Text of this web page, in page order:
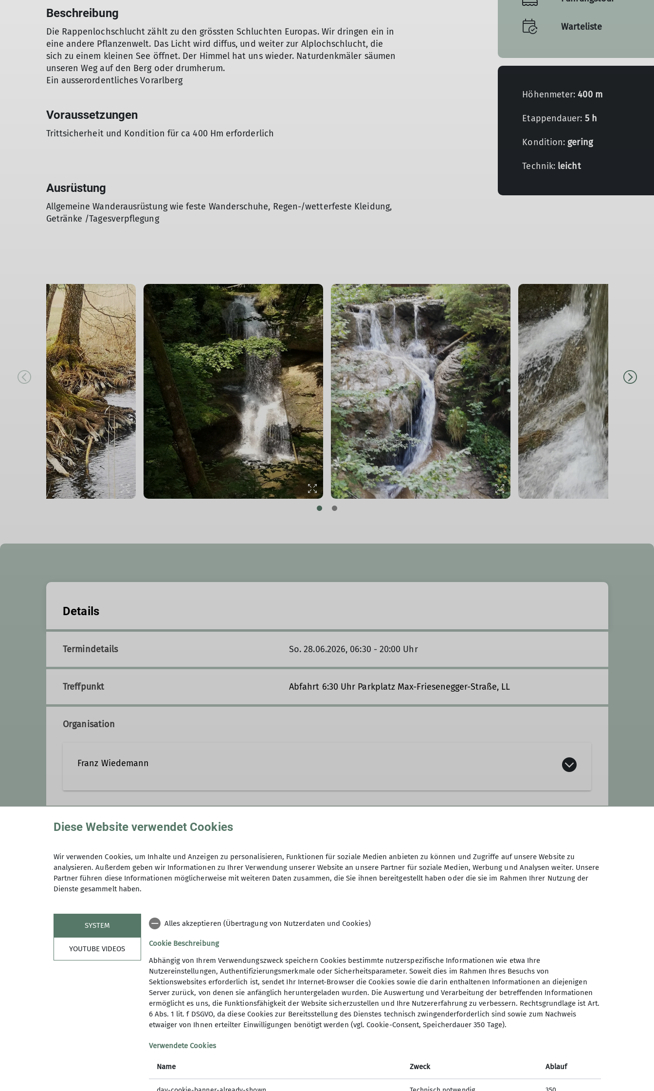
Beschreibung
Die Rappenlochschlucht zählt zu den grössten Schluchten Europas. Wir dringen ein in
eine andere Pflanzenwelt. Das Licht wird diffus, und weiter zur Alplochschlucht, die
sich zu einem kleinen See öffnet. Der Himmel hat uns wieder. Naturdenkmäler säumen
unseren Weg auf den Berg oder drumherum.
Ein ausserordentliches Vorarlberg
Voraussetzungen
Trittsicherheit und Kondition für ca 400 Hm erforderlich
Ausrüstung
Allgemeine Wanderausrüstung wie feste Wanderschuhe, Regen-/wetterfeste Kleidung,
Getränke /Tagesverpflegung
Warteliste
Höhenmeter:400 m
Etappendauer: 5 h
Kondition: gering
Technik: leicht
Details
Termindetails So. 28.06.2026, 06:30 - 20:00 Uhr
Treffpunkt Abfahrt 6:30 Uhr Parkplatz Max-Friesenegger-Straße, LL
Organisation
Franz Wiedemann
Wanderleiter
Anmeldung
Preis 29,- Euro, inkl. Hin- und Rückfahrt mit dem Bergbus
Aktuelles
Neuigkeiten aus der Sektion
Bergwetter
Sektion Landsberg am Lech
des DAV e.V.
Diese Website verwendet Cookies
Wir verwenden Cookies, um Inhalte und Anzeigen zu personalisieren, Funktionen für soziale Medien anbieten zu können und Zugriffe auf unsere Website zu
analysieren. Außerdem geben wir Informationen zu Ihrer Verwendung unserer Website an unsere Partner für soziale Medien, Werbung und Analysen weiter. Unsere
Partner führen diese Informationen möglicherweise mit weiteren Daten zusammen, die Sie ihnen bereitgestellt haben oder die sie im Rahmen Ihrer Nutzung der
Dienste gesammelt haben.
SYSTEM
YOUTUBE VIDEOS
Alles akzeptieren (Übertragung von Nutzerdaten und Cookies)
Cookie Beschreibung
Abhängig von Ihrem Verwendungszweck speichern Cookies bestimmte nutzerspezifische Informationen wie etwa Ihre
Nutzereinstellungen, Authentifizierungsmerkmale oder Sicherheitsparameter. Soweit dies im Rahmen Ihres Besuchs von
Sektionswebsites erforderlich ist, sendet Ihr Internet-Browser die Cookies sowie die darin enthaltenen Informationen an diejenigen
Server zurück, von denen sie anfänglich heruntergeladen wurden. Die Auswertung und Verarbeitung der betreffenden Informationen
ermöglicht es uns, die Funktionsfähigkeit der Website sicherzustellen und Ihre Nutzererfahrung zu verbessern. Rechtsgrundlage ist Art.
6 Abs. 1 lit. f DSGVO, da diese Cookies zur Bereitsstellung des Dienstes technisch zwingenderforderlich sind sowie zum Nachweis
etwaiger von Ihnen erteilter Einwilligungen benötigt werden (vgl. Cookie-Consent, Speicherdauer 350 Tage).
Verwendete Cookies
Name Zweck Ablauf